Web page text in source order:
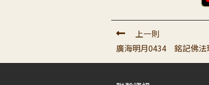
感恩師父，感恩上師再
旁陪伴，我並不孤單，當
禮敬老師: 一. 法的來源
上一則
廣海明月0434 銘記佛法